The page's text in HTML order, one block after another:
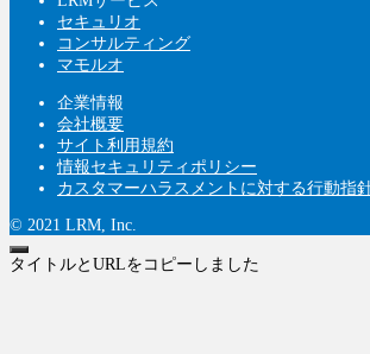
セキュリオ
コンサルティング
マモルオ
企業情報
会社概要
サイト利用規約
情報セキュリティポリシー
カスタマーハラスメントに対する行動指
© 2021 LRM, Inc.
タイトルとURLをコピーしました